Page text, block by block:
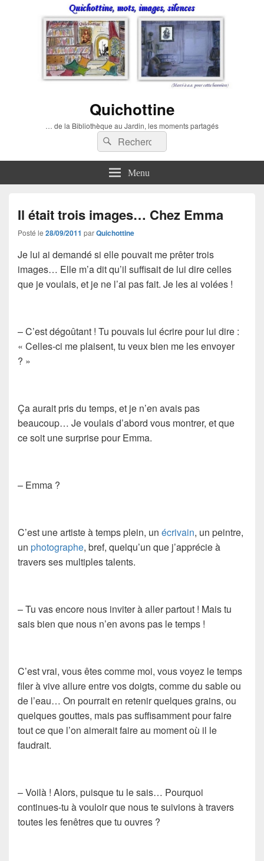
Quichottine
… de la Bibliothèque au Jardin, les moments partagés
Recherche :
Rechercher
Menu
Il était trois images… Chez Emma
Posté le 28/09/2011 parQuichottine
Je lui ai demandé si elle pouvait me prêter trois
images… Elle m’a dit qu’il suffisait de lui dire celles
que je voulais, et je ne l’ai pas fait. Je les ai volées !
– C’est dégoûtant ! Tu pouvais lui écrire pour lui dire :
« Celles-ci me plaisent, tu veux bien me les envoyer
? »
Ça aurait pris du temps, et je n’en avais pas
beaucoup… Je voulais d’abord vous montrer, et que
ce soit une surprise pour Emma.
– Emma ?
C’est une artiste à temps plein, un écrivain, un peintre,
un photographe, bref, quelqu’un que j’apprécie à
travers ses multiples talents.
– Tu vas encore nous inviter à aller partout ! Mais tu
sais bien que nous n’en avons pas le temps !
C’est vrai, vous êtes comme moi, vous voyez le temps
filer à vive allure entre vos doigts, comme du sable ou
de l’eau… On pourrait en retenir quelques grains, ou
quelques gouttes, mais pas suffisamment pour faire
tout ce que l’on aimerait faire au moment où il le
faudrait.
– Voilà ! Alors, puisque tu le sais… Pourquoi
continues-tu à vouloir que nous te suivions à travers
toutes les fenêtres que tu ouvres ?